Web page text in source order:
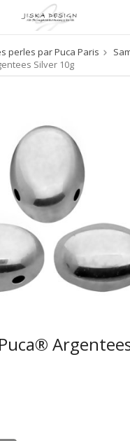
har blivit tillagd i varukorgen
perles par Puca Paris
Silver 10g